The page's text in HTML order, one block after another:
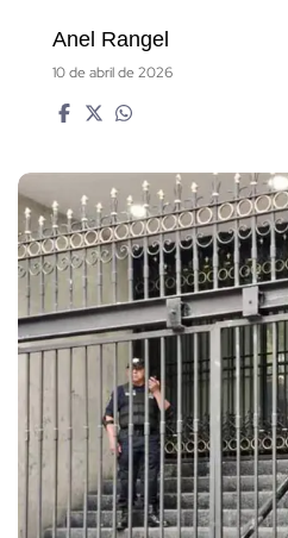
Anel Rangel
10 de abril de 2026